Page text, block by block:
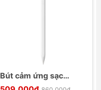
Bút cảm ứng sạc
không dây Baseus